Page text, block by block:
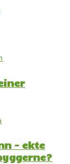
– ekte